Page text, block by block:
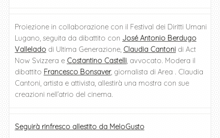
Proiezione in collaborazione con il Festival dei Diritti Umani
Lugano, seguita da dibattito con José Antonio Berdugo
Valleladodi Ultima Generazione, Claudia Cantonidi Act
Now Svizzera e Costantino Castelli, avvocato. Modera il
dibattito Francesco Bonsaver, giornalista di Area . Claudia
Cantoni, artista e attivista, allestirà una mostra con sue
creazioni nell’atrio del cinema.
Seguirà rinfresco allestito da MeloGusto